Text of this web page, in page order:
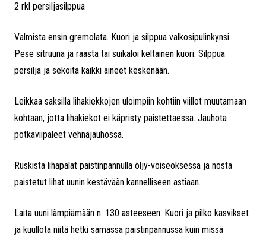
2 rkl persiljasilppua
Valmista ensin gremolata. Kuori ja silppua valkosipulinkynsi.
Pese sitruuna ja raasta tai suikaloi keltainen kuori. Silppua
persilja ja sekoita kaikki aineet keskenään.
Leikkaa saksilla lihakiekkojen uloimpiin kohtiin viillot muutamaan
kohtaan, jotta lihakiekot ei käpristy paistettaessa. Jauhota
potkaviipaleet vehnäjauhossa.
Ruskista lihapalat paistinpannulla öljy-voiseoksessa ja nosta
paistetut lihat uunin kestävään kannelliseen astiaan.
Laita uuni lämpiämään n. 130 asteeseen. Kuori ja pilko kasvikset
ja kuullota niitä hetki samassa paistinpannussa kuin missä